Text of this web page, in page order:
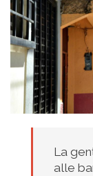
La
alle